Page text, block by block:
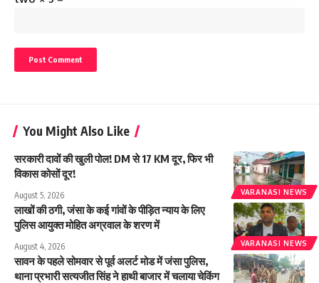
You Might Also Like
VARANASI NEWS
सरकारी दावों की खुली पोल! DM से 17 KM दूर, फिर भी
विकास कोसों दूर!
August 5, 2026
VARANASI NEWS
लाखों की ठगी, जंसा के कई गांवों के पीड़ित न्याय के लिए
पुलिस आयुक्त मोहित अग्रवाल के शरण में
August 4, 2026
सावन के पहले सोमवार से पूर्व अलर्ट मोड में जंसा पुलिस,
थाना प्रभारी सत्यजीत सिंह ने हाथी बाजार में चलाया चेकिंग